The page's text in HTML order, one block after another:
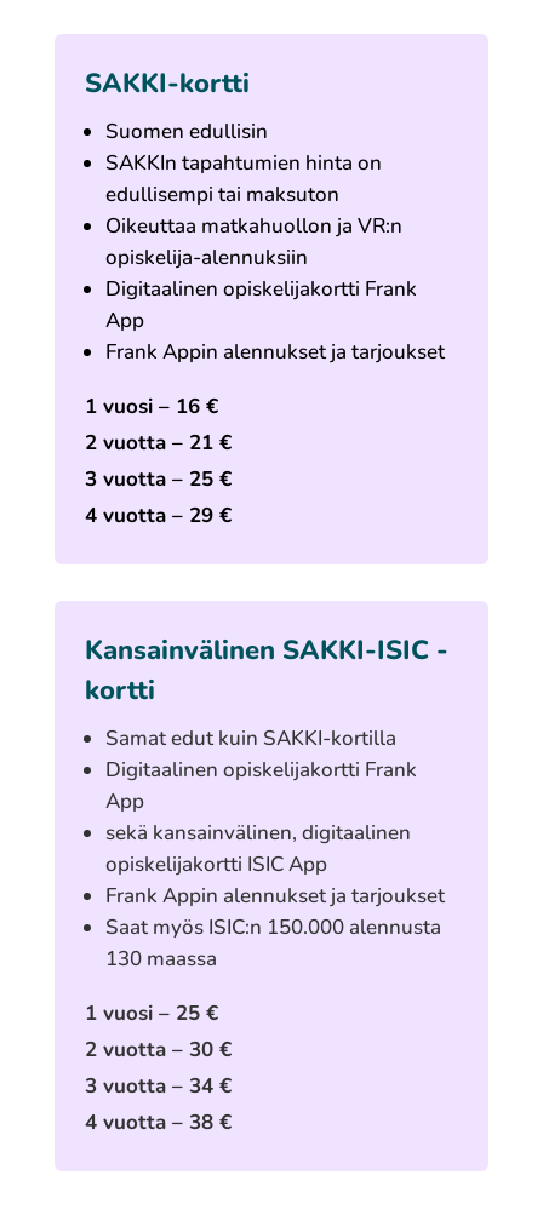
SAKKI-kortti
Suomen edullisin
SAKKIn tapahtumien hinta on
edullisempi tai maksuton
Oikeuttaa matkahuollon ja VR:n
opiskelija-alennuksiin
Digitaalinen opiskelijakortti Frank
App
Frank Appin alennukset ja tarjoukset
1 vuosi – 16 €
2 vuotta – 21 €
3 vuotta – 25 €
4 vuotta – 29 €
Kansainvälinen SAKKI-ISIC -
kortti
Samat edut kuin SAKKI-kortilla
Digitaalinen opiskelijakortti Frank
App
sekä kansainvälinen, digitaalinen
opiskelijakortti ISIC App
Frank Appin alennukset ja tarjoukset
Saat myös ISIC:n 150.000 alennusta
130 maassa
1 vuosi – 25 €
2 vuotta – 30 €
3 vuotta – 34 €
4 vuotta – 38 €